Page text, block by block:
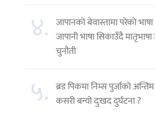
४. जापानको बेवास्तामा परेको
जापानी भाषा सिकाउँदै
चुनौती
५. ब्रड पिकमा निम्स पुर्जाको
कसरी बन्यो दुःखद दुर्घटना ?